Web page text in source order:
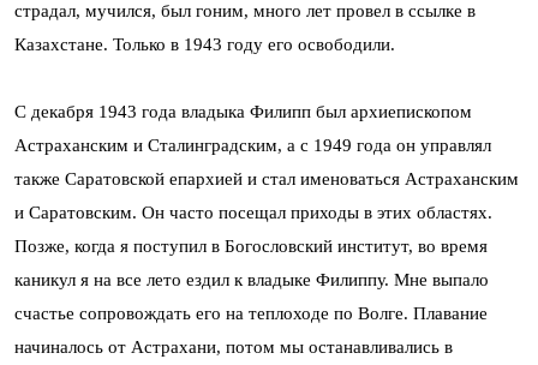
страдал, мучился, был гоним, много лет провел в ссылке в
Казахстане. Только в 1943 году его освободили.
С декабря 1943 года владыка Филипп был архиепископом
Астраханским и Сталинградским, а с 1949 года он управлял
также Саратовской епархией и стал именоваться Астраханским
и Саратовским. Он часто посещал приходы в этих областях.
Позже, когда я поступил в Богословский институт, во время
каникул я на все лето ездил к владыке Филиппу. Мне выпало
счастье сопровождать его на теплоходе по Волге. Плавание
начиналось от Астрахани, потом мы останавливались в